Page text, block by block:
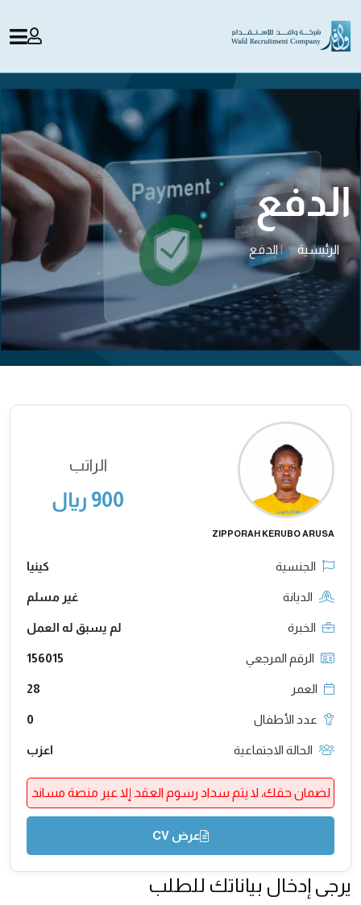
الدفع
الرئيسية |الدفع
ZIPPORAH KERUBO ARUSA
الراتب
900 ريال
الجنسية كينيا
الديانة غير مسلم
الخبرة لم يسبق له العمل
الرقم المرجعي 156015
العمر 28
عدد الأطفال 0
الحالة الاجتماعية اعزب
لضمان حقك، لا يتم سداد رسوم العقد إلا عبر منصة مساند
عرض CV
يرجى إدخال بياناتك للطلب